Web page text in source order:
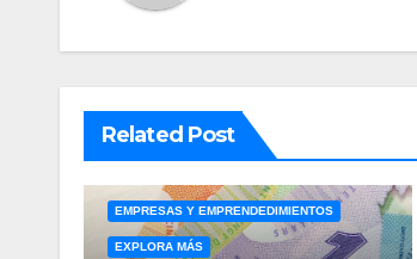
Related Post
EMPRESAS Y EMPRENDEDIMIENTOS
EXPLORA MÁS